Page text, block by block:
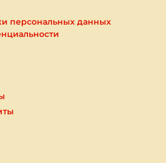
персональных данных